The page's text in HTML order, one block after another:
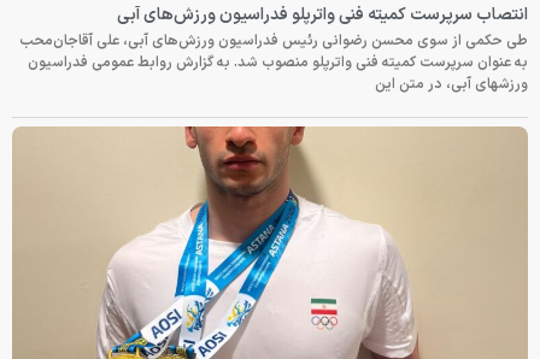
انتصاب سرپرست کمیته فنی واترپلو فدراسیون ورزش‌های آبی
طی حکمی از سوی محسن رضوانی رئیس فدراسیون ورزش‌های آبی، علی آقاجان‌محب
به عنوان سرپرست کمیته فنی واترپلو منصوب شد. به گزارش روابط عمومی فدراسیون
ورزشهای آبی، در متن این